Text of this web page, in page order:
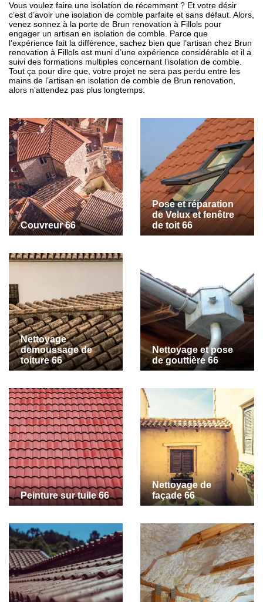
Vous voulez faire une isolation de récemment ? Et votre désir
c’est d’avoir une isolation de comble parfaite et sans défaut. Alors,
venez sonnez à la porte de Brun renovation à Fillols pour
engager un artisan en isolation de comble. Parce que
l’expérience fait la différence, sachez bien que l’artisan chez Brun
renovation à Fillols est muni d’une expérience considérable et il a
suivi des formations multiples concernant l’isolation de comble.
Tout ça pour dire que, votre projet ne sera pas perdu entre les
mains de l’artisan en isolation de comble de Brun renovation,
alors n’attendez pas plus longtemps.
Couvreur 66
Pose et réparation
de Velux et fenêtre
de toit 66
Nettoyage
demoussage de
toiture 66
Nettoyage et pose
de gouttière 66
Peinture sur tuile 66
Nettoyage de
façade 66